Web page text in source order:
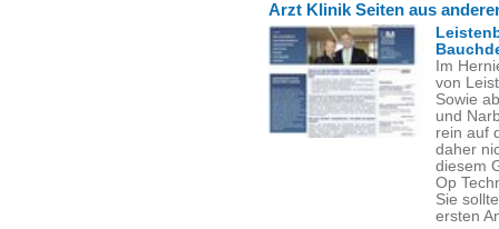
Arzt Klinik Seiten aus
Im
von
Sowie
und
rein auf
daher
diesem
Op
Sie
ersten